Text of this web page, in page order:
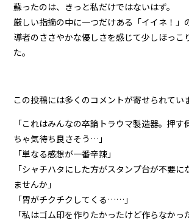
蘇ったのは、きっと私だけではないはず。
厳しい指摘の中に一つだけある「イイネ！」
導者のささやかな優しさを感じて少しほっこ
た。
この投稿には多くのコメントが寄せられてい
「これはみんなの卒論トラウマ製造器。押す
ちゃ気待ち良さそう…」
「単なる感想が一番辛辣」
「シャチハタにした方がスタンプ台が不要に
ませんか」
「胃がチクチクしてくる……」
「私はゴム印を作りたかったけど作らなかっ